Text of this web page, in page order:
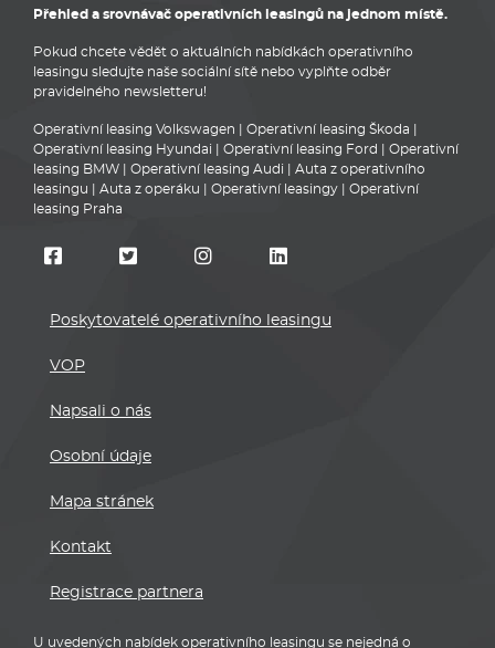
Přehled a srovnávač operativních leasingů na jednom místě.
Pokud chcete vědět o aktuálních nabídkách operativního
leasingu sledujte naše sociální sítě nebo vyplňte odběr
pravidelného newsletteru!
Operativní leasing Volkswagen Operativní leasing Škoda
Operativní leasing Hyundai
Operativní leasing Ford
Operativní
leasing BMW
Operativní leasing Audi
Auta z operativního
leasingu
Auta z operáku Operativní leasingy
Operativní
leasing Praha
Poskytovatelé operativního leasingu
VOP
Napsali o nás
Osobní údaje
Mapa stránek
Kontakt
Registrace partnera
U uvedených nabídek operativního leasingu se nejedná o